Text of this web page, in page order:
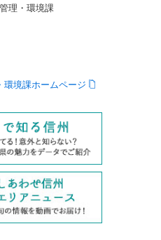
理・環境課
境課ホームページ